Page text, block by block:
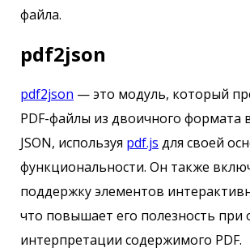
файла.
pdf2json
pdf2json — это модуль, который
PDF-файлы из двоичного формата
JSON, используя pdf.js для своей
функциональности. Он также
поддержку элементов
что повышает его полезность при
интерпретации содержимого PDF.